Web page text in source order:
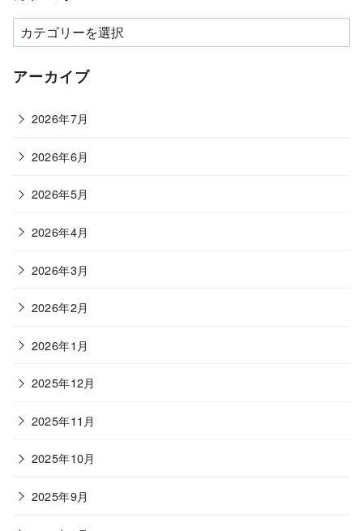
カ
テ
ゴ
ー
アーカイブ
2026年7月
2026年6月
2026年5月
2026年4月
2026年3月
2026年2月
2026年1月
2025年12月
2025年11月
2025年10月
2025年9月